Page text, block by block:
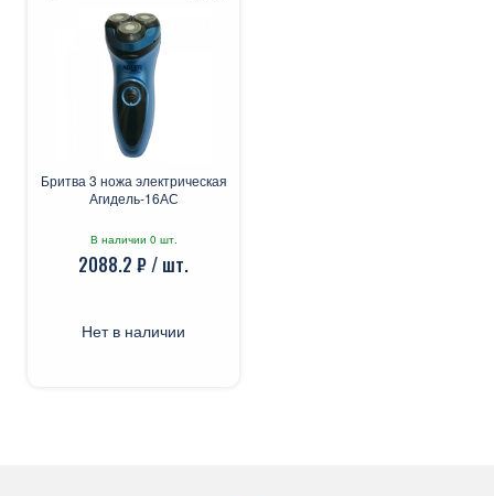
Бритва 3 ножа электрическая
Агидель-16АС
В наличии 0 шт.
2088.2 ₽ / шт.
Нет в наличии